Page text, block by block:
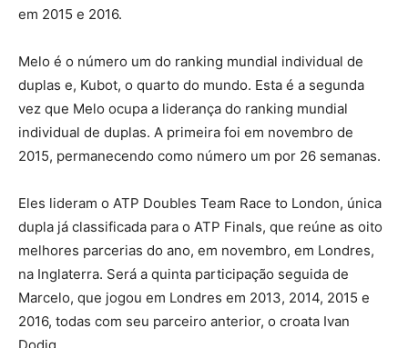
em 2015 e 2016.
Melo é o número um do ranking mundial individual de
duplas e, Kubot, o quarto do mundo. Esta é a segunda
vez que Melo ocupa a liderança do ranking mundial
individual de duplas. A primeira foi em novembro de
2015, permanecendo como número um por 26 semanas.
Eles lideram o ATP Doubles Team Race to London, única
dupla já classificada para o ATP Finals, que reúne as oito
melhores parcerias do ano, em novembro, em Londres,
na Inglaterra. Será a quinta participação seguida de
Marcelo, que jogou em Londres em 2013, 2014, 2015 e
2016, todas com seu parceiro anterior, o croata Ivan